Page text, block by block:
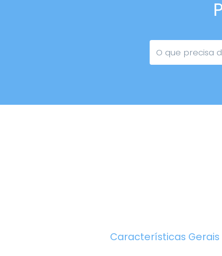
Características Gerais